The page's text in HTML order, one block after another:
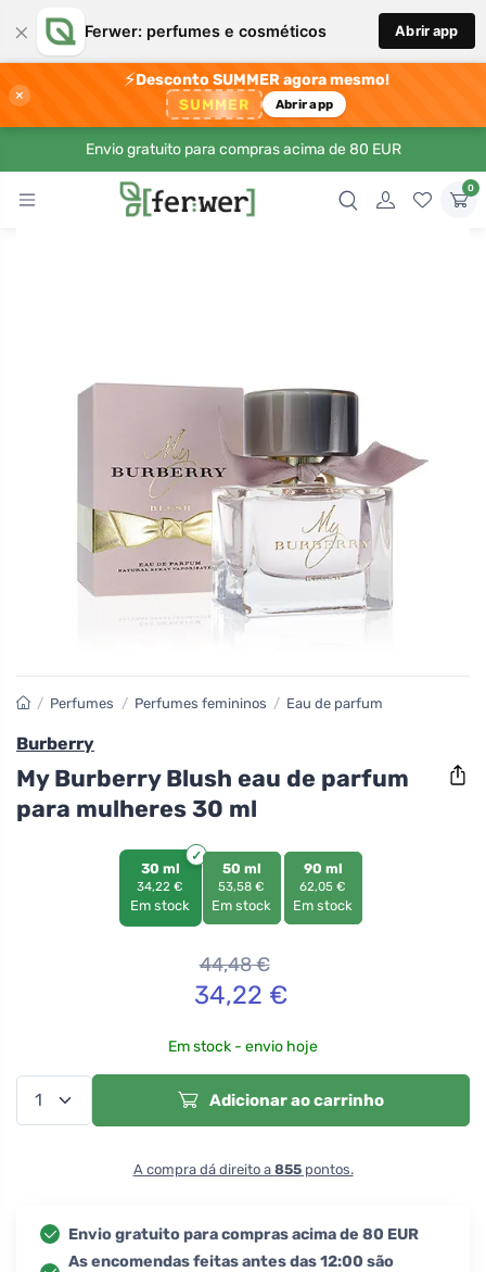
× Ferwer: perfumes e cosméticos Abrir app
×
⚡Desconto SUMMER agora mesmo!
SUMMER Abrir app
Envio gratuito para compras acima de 80 EUR
0
/ Perfumes / Perfumes femininos / Eau de parfum
Burberry
My Burberry Blush eau de parfum
para mulheres 30 ml
30 ml
34,22 €
Em stock
50 ml
53,58 €
Em stock
90 ml
62,05 €
Em stock
44,48€
34,22 €
Em stock - envio hoje
Adicionar ao carrinho
A compra dá direito a 855pontos.
Envio gratuito para compras acima de 80 EUR
As encomendas feitas antes das 12:00 são